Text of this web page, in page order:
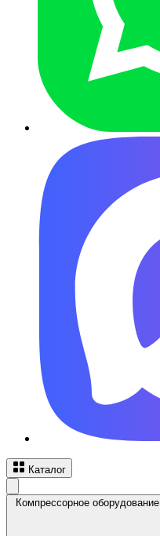
Каталог
Компрессорное оборудование